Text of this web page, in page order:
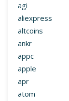
agi
aliexpress
altcoins
ankr
appc
apple
apr
atom